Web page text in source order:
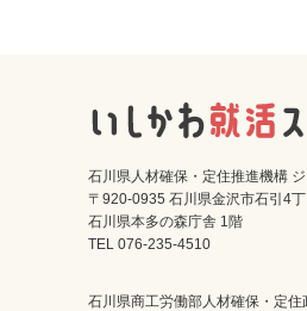
石川県人材確保・定住推進機構 ジ
〒920-0935 石川県金沢市石引4
石川県本多の森庁舎 1階
TEL 076-235-4510
石川県商工労働部人材確保・定住